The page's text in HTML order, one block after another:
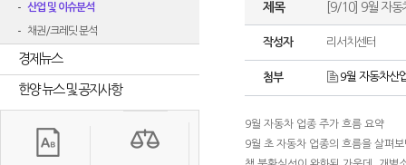
산업 및 이슈분석
채권/크레딧 분석
경제뉴스
한양 뉴스 및 공지사항
제목 [9/10] 9월 자동
작성자 리서치센터
첨부 9월 자동차산
9월 자동차 업종 주가 흐름 요약
9월 초 자동차 업종의 흐름을 살펴